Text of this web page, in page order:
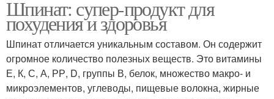
Шпинат: супер-продукт для
похудения и здоровья
Шпинат отличается уникальным составом. Он содержит
огромное количество полезных веществ. Это витамины
Е, К, С, А, РР, D, группы В, белок, множество макро- и
микроэлементов, углеводы, пищевые волокна, жирные